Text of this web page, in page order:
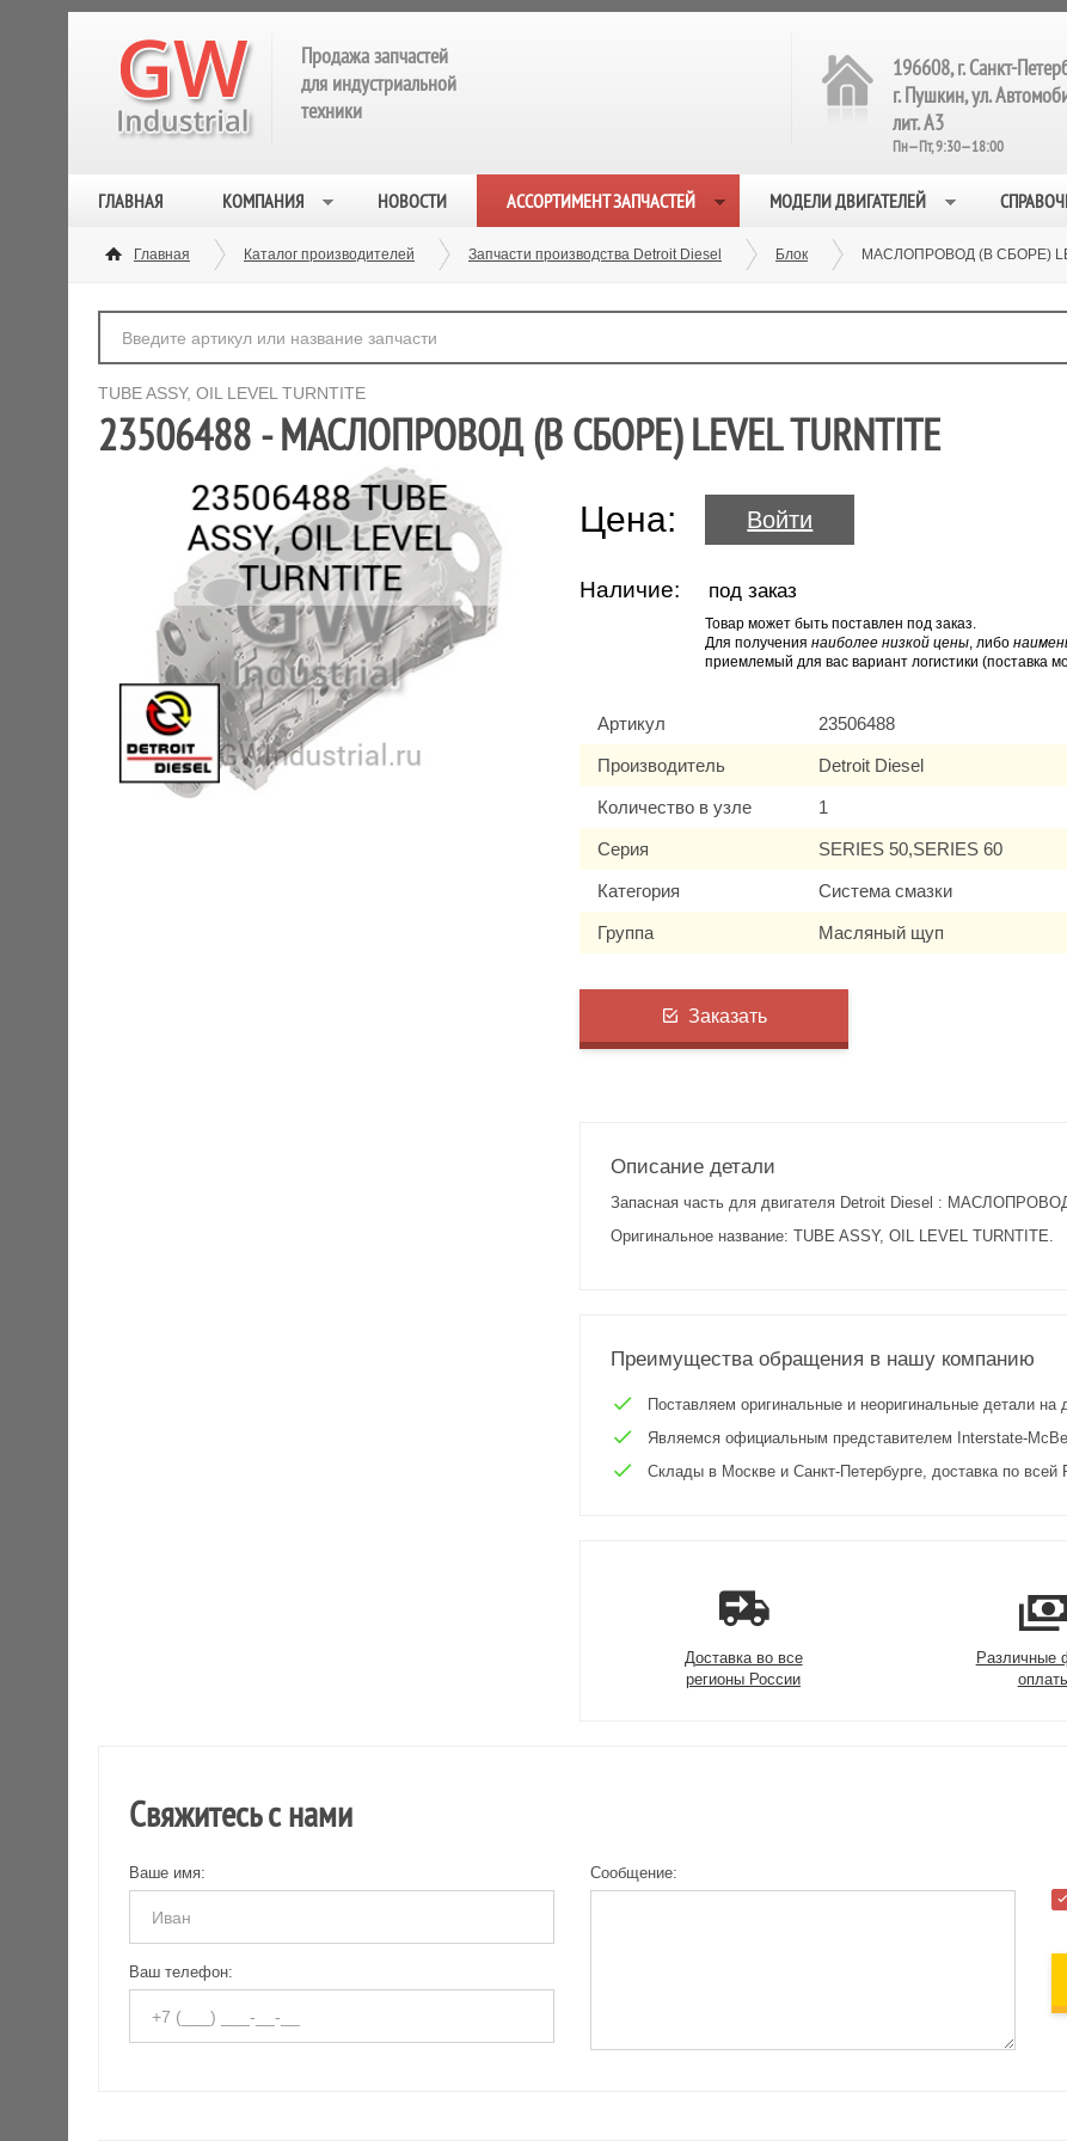
Продажа запчастей
для индустриальной
техники
196608, г. Санкт-
г. Пушкин, ул.
лит. А3
Пн—Пт, 9:30—18:00
ГЛАВНАЯ КОМПАНИЯ НОВОСТИ АССОРТИМЕНТ ЗАПЧАСТЕЙ МОДЕЛИ ДВИГАТЕЛЕЙ
Главная Каталог производителей Запчасти производства Detroit Diesel Блок МАСЛОПРОВОД (В СБОРЕ)
TUBE ASSY, OIL LEVEL TURNTITE
23506488 - МАСЛОПРОВОД (В СБОРЕ) LEVEL TURNTITE
Цена: Войти
Наличие: под заказ
Товар может быть поставлен под заказ.
Для получениянаиболее низкой цены, либо
приемлемый для вас вариант логистики (поставка
Артикул 23506488
Производитель Detroit Diesel
Количество в узле 1
Серия SERIES 50,SERIES 60
Категория Система смазки
Группа Масляный щуп
Заказать
Описание детали
Запасная часть для двигателя Detroit Diesel :
Оригинальное название: TUBE ASSY, OIL LEVEL TURNTITE.
Преимущества обращения в нашу компанию
Поставляем оригинальные и неоригинальные детали на
Являемся официальным представителем Interstate-
Склады в Москве и Санкт-Петербурге, доставка по всей
Доставка во все
регионы России
Различные
Свяжитесь с нами
Ваше имя:
Ваш телефон:
Сообщение: